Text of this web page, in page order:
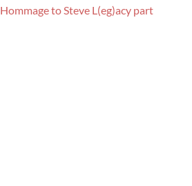
Hommage to Steve L(eg)acy part